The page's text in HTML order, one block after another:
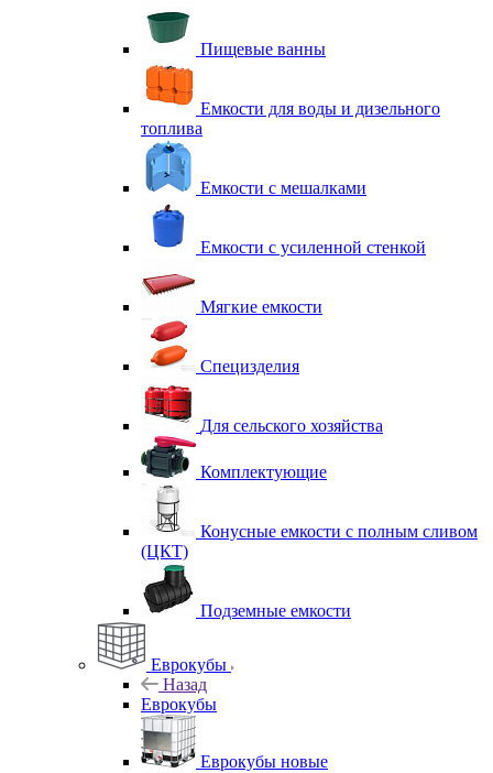
Пищевые ванны
Емкости для воды и дизельного
топлива
Емкости с мешалками
Емкости с усиленной стенкой
Мягкие емкости
Специзделия
Для сельского хозяйства
Комплектующие
Конусные емкости с полным сливом
(ЦКТ)
Подземные емкости
Еврокубы
Назад
Еврокубы
Еврокубы новые